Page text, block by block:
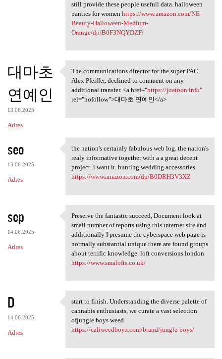
still provide these people usefull data. halloween
panties for women https://www.amazon.com/NE-
Beauty-Halloween-Medium-
Orange/dp/B0F3NQYDZF/
대마초
연예인
13.06.2025
Adres
The communications director
The communications director for the super PAC,
Alex Pfeiffer, declined to comment on any
additional transfer. <a href="https://joatoon.info"
rel="nofollow">대마초 연예인</a>
seo
13.06.2025
Adres
the nation's certainly
the nation's certainly fabulous web log. the nation's
realy informative together with a a great decent
project. i want it. hunting wedding accessories
https://www.amazon.com/dp/B0DRH3V3XZ
sep
14.06.2025
Adres
Preserve the fantastic
Preserve the fantastic succeed, Document look at
small number of reports using this ınternet site and
additionally I presume the cyberspace web page is
normally substantial unique there are found groups
about terrific knowledge. loft conversions london
https://www.smalofts.co.uk/
D
14.06.2025
Adres
start to finish.
start to finish. Understanding the diverse palette of
cannabis enthusiasts, we curate a vast selection
ofjungle boys weed
https://caliweedboyz.com/brand/jungle-boys/